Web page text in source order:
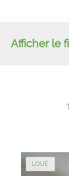
Afficher le
LOUÉ